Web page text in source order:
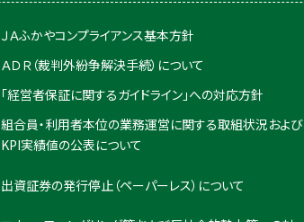
ＪＡふかやコンプライアンス基本方針
ＡＤＲ（裁判外紛争解決手続）について
「経営者保証に関するガイドライン」への対応方針
組合員・利用者本位の業務運営に関する取組状況および
KPI実績値の公表について
出資証券の発行停止（ペーパーレス）について